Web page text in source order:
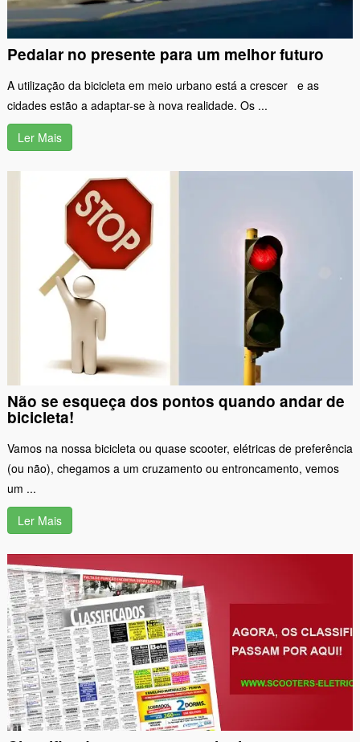
Pedalar no presente para um melhor futuro
A utilização da bicicleta em meio urbano está a crescer e as
cidades estão a adaptar-se à nova realidade. Os ...
Ler Mais
Não se esqueça dos pontos quando andar de
bicicleta!
Vamos na nossa bicicleta ou quase scooter, elétricas de preferência
(ou não), chegamos a um cruzamento ou entroncamento, vemos
um ...
Ler Mais